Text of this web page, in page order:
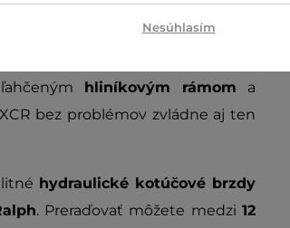
29"
hliníkovým rámom a
XCR bez problémov zvládne aj ten
hydraulické kotúčové brzdy
. Preraďovať môžete medzi12
Nesúhlasím